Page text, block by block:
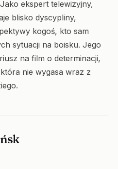
ekspert telewizyjny,
blisko dyscypliny,
kogoś, kto sam
sytuacji na boisku. Jego
na film o determinacji,
nie wygasa wraz z